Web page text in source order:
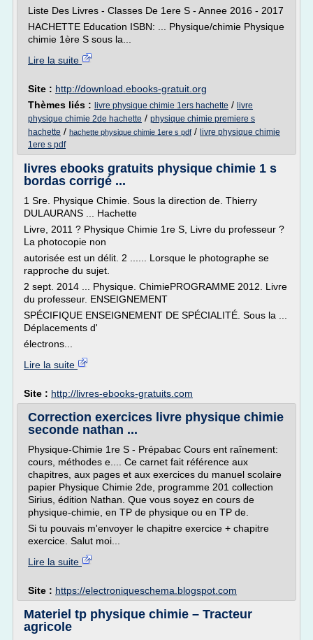
Liste Des Livres - Classes De 1ere S - Annee 2016 - 2017
HACHETTE Education ISBN: ... Physique/chimie Physique
chimie 1ère S sous la...
Lire la suite
Site : http://download.ebooks-gratuit.org
Thèmes liés : livre physique chimie 1ers hachette / livre
physique chimie 2de hachette / physique chimie premiere s
hachette / hachette physique chimie 1ere s pdf / livre physique chimie
1ere s pdf
livres ebooks gratuits physique chimie 1 s
bordas corrigé ...
1 Sre. Physique Chimie. Sous la direction de. Thierry
DULAURANS ... Hachette
Livre, 2011 ? Physique Chimie 1re S, Livre du professeur ?
La photocopie non
autorisée est un délit. 2 ...... Lorsque le photographe se
rapproche du sujet.
2 sept. 2014 ... Physique. ChimiePROGRAMME 2012. Livre
du professeur. ENSEIGNEMENT
SPÉCIFIQUE ENSEIGNEMENT DE SPÉCIALITÉ. Sous la ...
Déplacements d'
électrons...
Lire la suite
Site : http://livres-ebooks-gratuits.com
Correction exercices livre physique chimie
seconde nathan ...
Physique-Chimie 1re S - Prépabac Cours ent raînement:
cours, méthodes e.... Ce carnet fait référence aux
chapitres, aux pages et aux exercices du manuel scolaire
papier Physique Chimie 2de, programme 201 collection
Sirius, édition Nathan. Que vous soyez en cours de
physique-chimie, en TP de physique ou en TP de.
Si tu pouvais m'envoyer le chapitre exercice + chapitre
exercice. Salut moi...
Lire la suite
Site : https://electroniqueschema.blogspot.com
Materiel tp physique chimie – Tracteur
agricole